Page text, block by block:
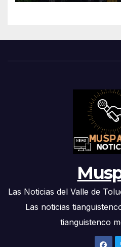
Estado de
Las Noticias del Valle de
Las noticias
tianguistenco